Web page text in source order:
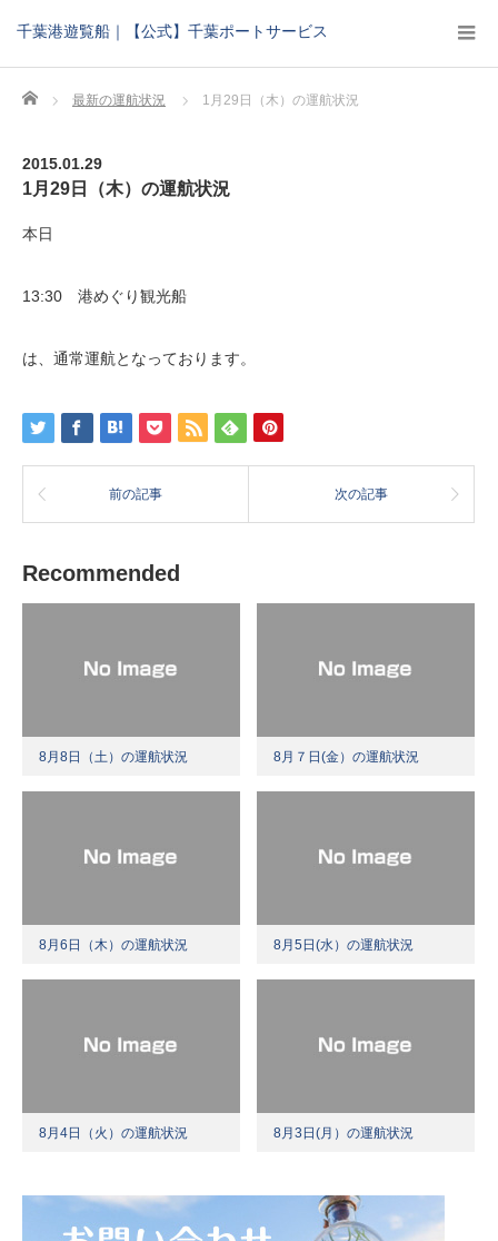
千葉港遊覧船｜【公式】千葉ポートサービス
Home 最新の運航状況 1月29日（木）の運航状況
2015.01.29
1月29日（木）の運航状況
本日
13:30 港めぐり観光船
は、通常運航となっております。
前の記事 次の記事
Recommended
8月8日（土）の運航状況 8月７日(金）の運航状況
8月6日（木）の運航状況 8月5日(水）の運航状況
8月4日（火）の運航状況 8月3日(月）の運航状況